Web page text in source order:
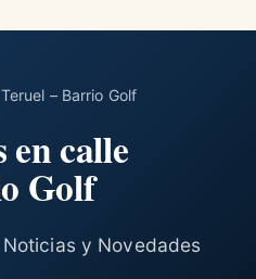
– Barrio Golf
en calle
Golf
y Novedades